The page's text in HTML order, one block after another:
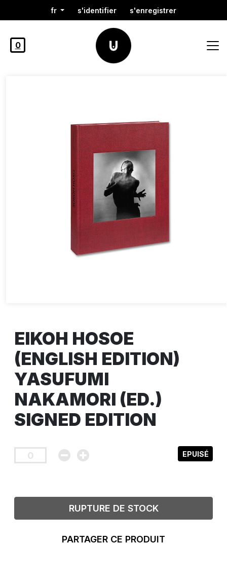
fr s'identifier s'enregistrer
0
EIKOH HOSOE
(ENGLISH EDITION)
YASUFUMI
NAKAMORI (ED.)
SIGNED EDITION
EPUISÉ
RUPTURE DE STOCK
PARTAGER CE PRODUIT